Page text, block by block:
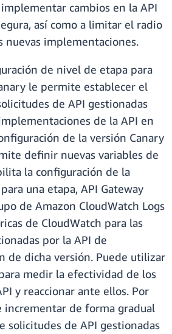
cambios en la API
así como a limitar el radio
nuevas implementaciones.
de nivel de etapa para
le permite establecer el
de API gestionadas
de la API en
de la versión Canary
definir nuevas variables de
la configuración de la
una etapa, API Gateway
de Amazon CloudWatch Logs
de CloudWatch para las
por la API de
de dicha versión. Puede utilizar
medir la efectividad de los
y reaccionar ante ellos. Por
incrementar de forma gradual
solicitudes de API gestionadas